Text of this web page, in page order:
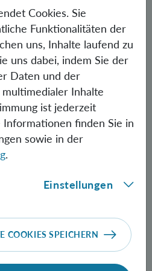
Quantenbits
verschränkter
Cookies. Sie
Funktionalitäten der
uns, Inhalte laufend zu
uns dabei, indem Sie der
Daten und der
Inhalte
ist jederzeit
finden Sie in
sowie in der
.
Einstellungen
COOKIES SPEICHERN